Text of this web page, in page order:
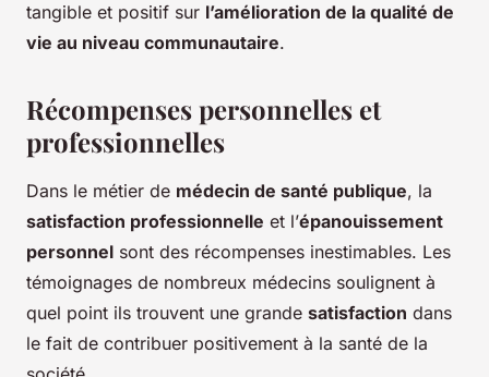
tangible et positif sur l’amélioration de la qualité de
vie au niveau communautaire.
Récompenses personnelles et
professionnelles
Dans le métier de médecin de santé publique, la
satisfaction professionnelle et l’épanouissement
personnel sont des récompenses inestimables. Les
témoignages de nombreux médecins soulignent à
quel point ils trouvent une grande satisfaction dans
le fait de contribuer positivement à la santé de la